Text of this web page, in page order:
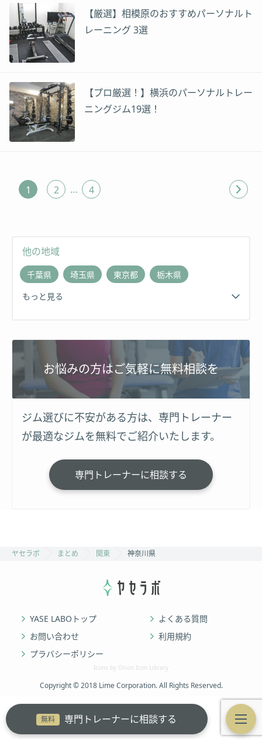
無料 専門トレーナーに相談する
【厳選】相模原のおすすめパーソナルト
レーニング 3選
【プロ厳選！】横浜のパーソナルトレー
ニングジム19選！
1 2 … 4
他の地域
千葉県 埼玉県 東京都
栃木県
もっと見る
お悩みの方はご気軽に無料相談を
ジム選びに不安がある方は、専門トレーナー
が最適なジムを無料でご紹介いたします。
専門トレーナーに相談する
ヤセラボ まとめ 関東 神奈川県
YASE LABOトップ
よくある質問
お問い合わせ
利用規約
プラバシーポリシー
Icons by Orion Icon Library
Copyright © 2018 Lime Corporation. All Rights Reserved.